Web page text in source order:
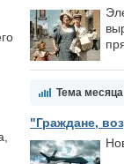
Тема месяца
"Граждане,